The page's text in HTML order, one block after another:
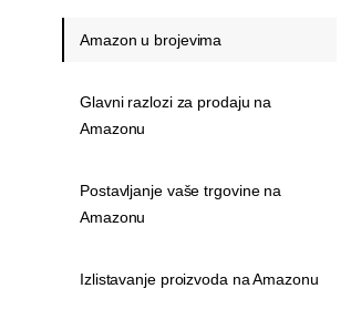
Amazon u brojevima
Glavni razlozi za prodaju na
Amazonu
Postavljanje vaše trgovine na
Amazonu
Izlistavanje proizvoda na Amazonu